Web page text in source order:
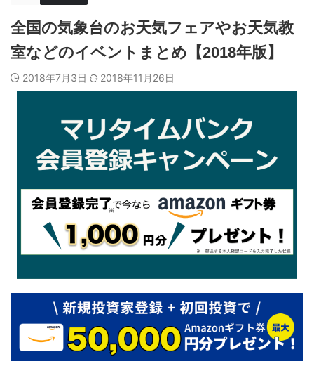
全国の気象台のお天気フェアやお天気教
室などのイベントまとめ【2018年版】
2018年7月3日 2018年11月26日